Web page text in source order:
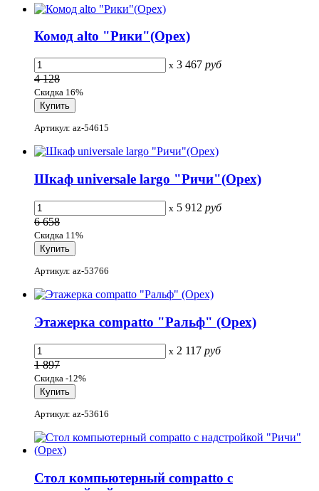
Комод alto "Рики"(Орех)
x 3 467 руб
4 128
Скидка 16%
Артикул: az-54615
Шкаф universale largo "Ричи"(Орех)
x 5 912 руб
6 658
Скидка 11%
Артикул: az-53766
Этажерка compatto "Ральф" (Орех)
x 2 117 руб
1 897
Скидка -12%
Артикул: az-53616
Стол компьютерный compatto с